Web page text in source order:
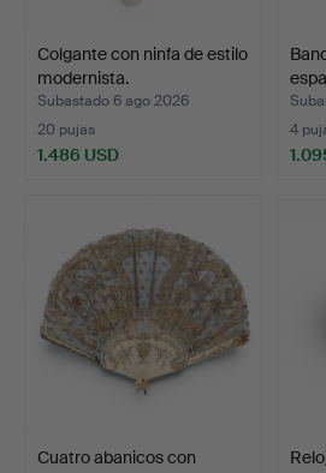
Colgante con ninfa de estilo
modernista.
Subastado 6 ago 2026
20 pujas
1.486 USD
4
Cuatro abanicos con